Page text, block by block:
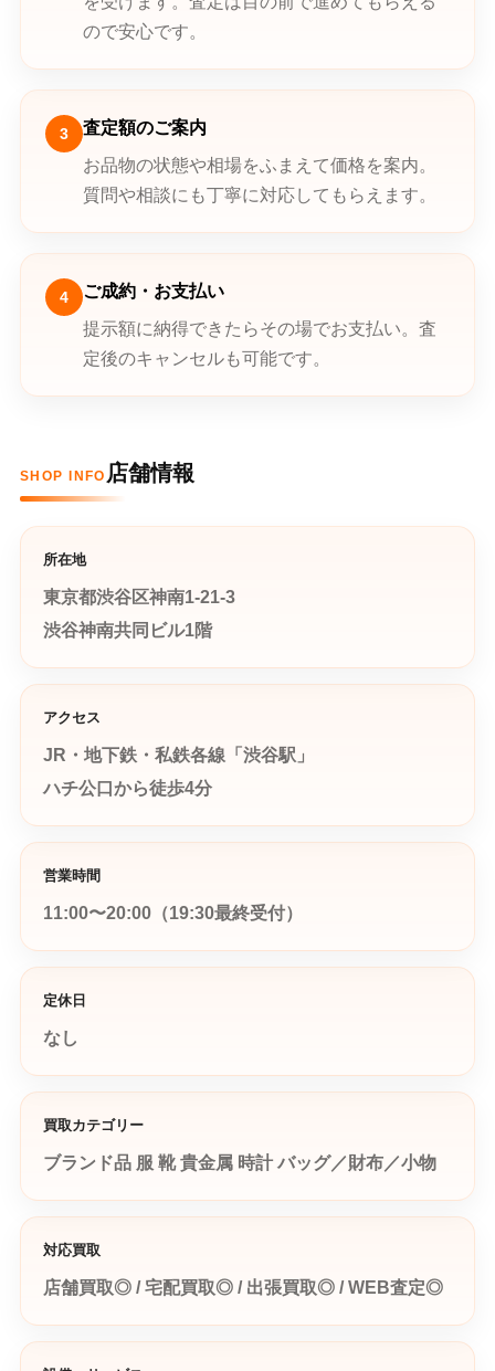
ので安心です。
3
査定額のご案内
お品物の状態や相場をふまえて価格を案内。
質問や相談にも丁寧に対応してもらえます。
4
ご成約・お支払い
提示額に納得できたらその場でお支払い。査
定後のキャンセルも可能です。
SHOP INFO 店舗情報
所在地
東京都渋谷区神南1-21-3
渋谷神南共同ビル1階
アクセス
JR・地下鉄・私鉄各線「渋谷駅」
ハチ公口から徒歩4分
営業時間
11:00〜20:00（19:30最終受付）
定休日
なし
買取カテゴリー
ブランド品 服 靴 貴金属 時計 バッグ／財布／小物
対応買取
店舗買取◎ / 宅配買取◎ / 出張買取◎ / WEB査定◎